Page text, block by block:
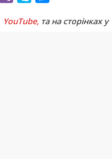
b
y
s
YouTube, та на сторінках у